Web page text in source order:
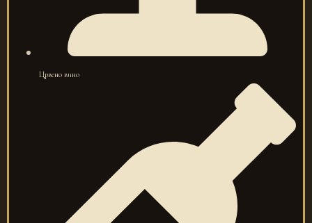
Црвено вино